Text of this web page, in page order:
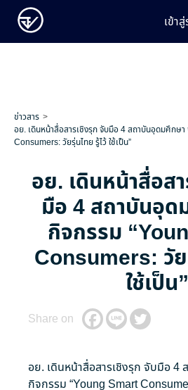
เข้า
ข่าวสาร
อย. เดินหน้าสื่อสารเชิงรุก จับมือ 4 สถาบันอุดมศึกษ
Consumers: วัยรุ่นไทย รู้ไว้ ใช้เป็น”
อย. เดินหน้าสื่อส
มือ 4 สถาบันอุด
กิจกรรม
Consumers: วัย
ใช้เป็น”
Share on
อย. เดินหน้าสื่อสารเชิงรุก จับมือ
กิจกรรม “Young Smart